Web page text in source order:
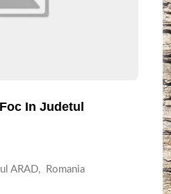
In Judetul
ARAD, Romania